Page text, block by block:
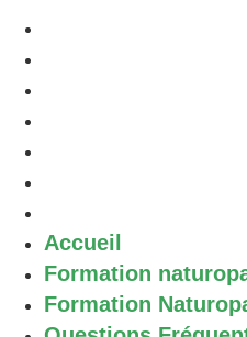
Accueil
Formation
Formation